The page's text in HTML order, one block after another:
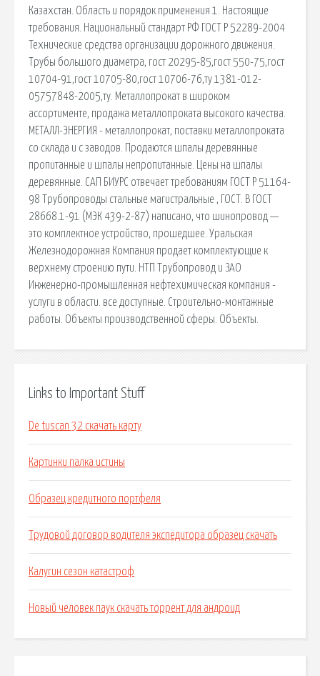
Казахстан. Область и порядок применения 1. Настоящие
требования. Национальный стандарт РФ ГОСТ Р 52289-2004
Технические средства организации дорожного движения.
Трубы большого диаметра, гост 20295-85,гост 550-75,гост
10704-91,гост 10705-80,гост 10706-76,ту 1381-012-
05757848-2005,ту. Металлопрокат в широком
ассортименте, продажа металлопроката высокого качества.
МЕТАЛЛ-ЭНЕРГИЯ - металлопрокат, поставки металлопроката
со склада и с заводов. Продаются шпалы деревянные
пропитанные и шпалы непропитанные. Цены на шпалы
деревянные. САП БИУРС отвечает требованиям ГОСТ Р 51164-
98 Трубопроводы стальные магистральные , ГОСТ. В ГОСТ
28668.1-91 (МЭК 439-2-87) написано, что шинопровод —
это комплектное устройство, прошедшее. Уральская
Железнодорожная Компания продает комплектующие к
верхнему строению пути. НТП Трубопровод и ЗАО
Инженерно-промышленная нефтехимическая компания -
услуги в области. все доступные. Строительно-монтажные
работы. Объекты производственной сферы. Объекты.
Links to Important Stuff
De tuscan 32 скачать карту
Картинки палка истины
Образец кредитного портфеля
Трудовой договор водителя экспедитора образец скачать
Калугин сезон катастроф
Новый человек паук скачать торрент для андроид